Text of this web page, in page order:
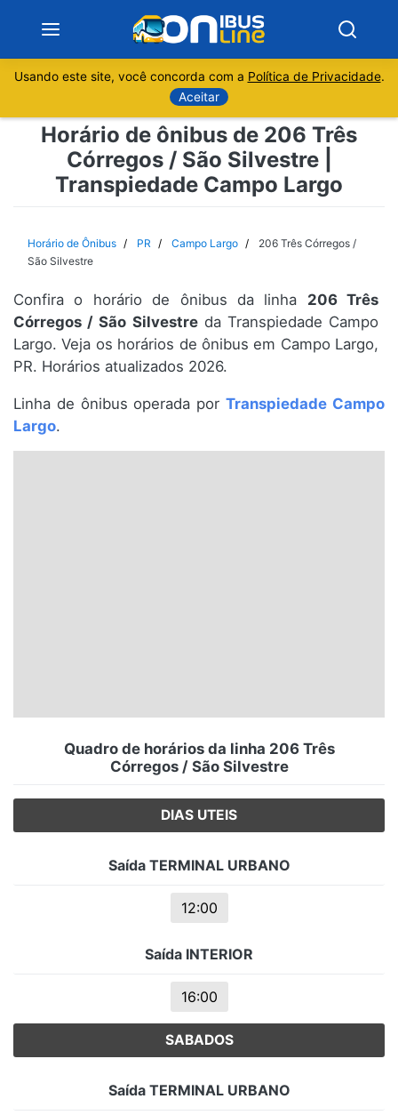
Sobre
Minas Gerais
Espírito Santo
Paraná
Santa Catarina
Usando este site, você concorda com a Política de Privacidade.
Aceitar
Horário de ônibus de 206 Três
Córregos / São Silvestre |
Transpiedade Campo Largo
Horário de Ônibus PR Campo Largo
206 Três Córregos /
São Silvestre
Confira o horário de ônibus da linha 206 Três
Córregos / São Silvestreda Transpiedade Campo
Largo. Veja os horários de ônibus em Campo Largo,
PR. Horários atualizados 2026.
Linha de ônibus operada porTranspiedade Campo
Largo.
Quadro de horários da linha 206 Três
Córregos / São Silvestre
DIAS UTEIS
Saída TERMINAL URBANO
12:00
Saída INTERIOR
16:00
SABADOS
Saída TERMINAL URBANO